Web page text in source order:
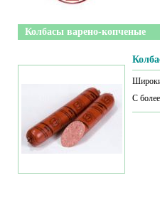
Колбасы варено-копченые
С